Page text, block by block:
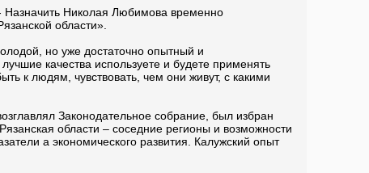
Назначить Николая Любимова временно
области».
но уже достаточно опытный и
качества используете и будете применять
к людям, чувствовать, чем они живут, с какими
Законодательное собрание, был избран
области – соседние регионы и возможности
а экономического развития. Калужский опыт